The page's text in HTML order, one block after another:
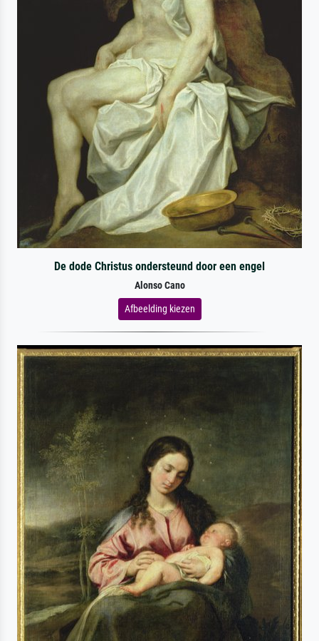
De dode Christus ondersteund door een engel
Alonso Cano
Afbeelding kiezen